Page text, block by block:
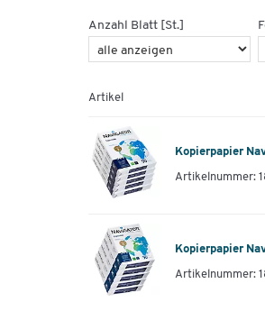
Anzahl Blatt [St.]
Artikel
Kopierpapier
Artikelnummer:
Kopierpapier
Artikelnummer: